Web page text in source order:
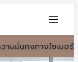
ามมั่นคงทางไซเบอร์